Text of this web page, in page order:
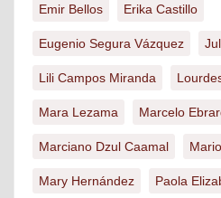
Emir Bellos Erika Castillo
Eugenio Segura Vázquez
Lili Campos Miranda
Mara Lezama Marcelo
Marciano Dzul Caamal
Mary Hernández Paola